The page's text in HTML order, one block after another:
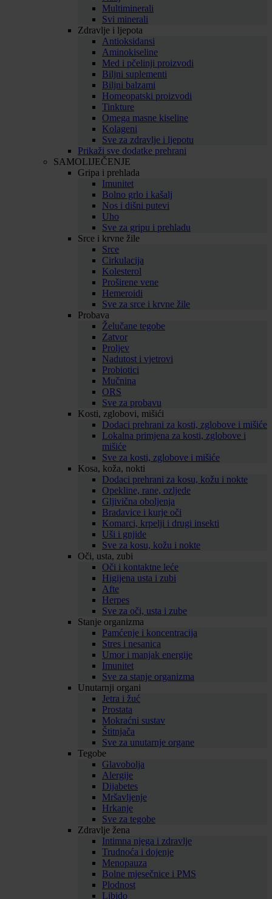
Multiminerali
Svi minerali
Zdravlje i ljepota
Antioksidansi
Aminokiseline
Med i pčelinji proizvodi
Biljni suplementi
Biljni balzami
Homeopatski proizvodi
Tinkture
Omega masne kiseline
Kolageni
Sve za zdravlje i ljepotu
Prikaži sve dodatke prehrani
SAMOLIJEČENJE
Gripa i prehlada
Imunitet
Bolno grlo i kašalj
Nos i dišni putevi
Uho
Sve za gripu i prehladu
Srce i krvne žile
Srce
Cirkulacija
Kolesterol
Proširene vene
Hemeroidi
Sve za srce i krvne žile
Probava
Želučane tegobe
Zatvor
Proljev
Nadutost i vjetrovi
Probiotici
Mučnina
ORS
Sve za probavu
Kosti, zglobovi, mišići
Dodaci prehrani za kosti, zglobove i mišiće
Lokalna primjena za kosti, zglobove i
mišiće
Sve za kosti, zglobove i mišiće
Kosa, koža, nokti
Dodaci prehrani za kosu, kožu i nokte
Opekline, rane, ozljede
Gljivična oboljenja
Bradavice i kurje oči
Komarci, krpelji i drugi insekti
Uši i gnjide
Sve za kosu, kožu i nokte
Oči, usta, zubi
Oči i kontaktne leće
Higijena usta i zubi
Afte
Herpes
Sve za oči, usta i zube
Stanje organizma
Pamćenje i koncentracija
Stres i nesanica
Umor i manjak energije
Imunitet
Sve za stanje organizma
Unutarnji organi
Jetra i žuć
Prostata
Mokraćni sustav
Štitnjača
Sve za unutarnje organe
Tegobe
Glavobolja
Alergije
Dijabetes
Mršavljenje
Hrkanje
Sve za tegobe
Zdravlje žena
Intimna njega i zdravlje
Trudnoća i dojenje
Menopauza
Bolne mjesečnice i PMS
Plodnost
Libido